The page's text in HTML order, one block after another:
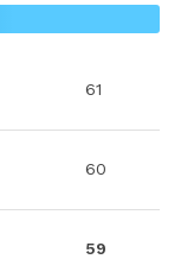
61
60
59